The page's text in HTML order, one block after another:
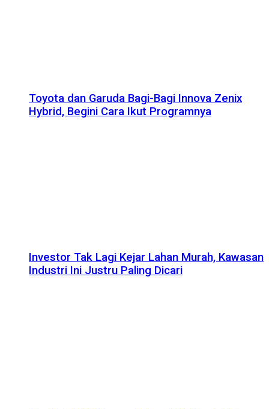
Toyota dan Garuda Bagi-Bagi Innova Zenix
Hybrid, Begini Cara Ikut Programnya
Investor Tak Lagi Kejar Lahan Murah, Kawasan
Industri Ini Justru Paling Dicari